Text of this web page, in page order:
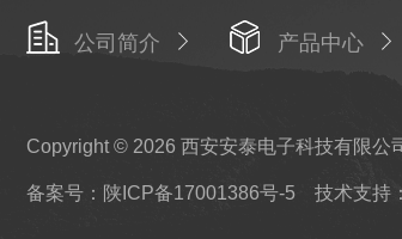
公司简介 产品中心
Copyright © 2026 西安安泰电子科技有限公
备案号：陕ICP备17001386号-5 技术支持